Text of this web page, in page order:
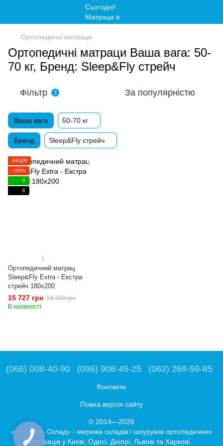
Ортопедичні матраци
Ортопедичні матраци Ваша вага: 50-
70 кг, Бренд: Sleep&Fly стрейч
Фільтр 2 За популярністю
Ваша вага 50-70 кг
Бренд Sleep&Fly стрейч
АКЦІЯ
−20%
6
6
1
Ортопедичний матрац
Sleep&Fly Extra - Екстра
стрейч 180x200
15 727 грн 19 700 грн
В наявності
(066) 008-40-90 (096) 908-45-25 (063) 269-59-85
Контакти
Повна версія сайту
© 2014—2026
«Матрац - Склад» - мережа складів і шоурумів ортопедичних
матраців у Києві, Одесі, Дніпрі, Львові та Харкові.